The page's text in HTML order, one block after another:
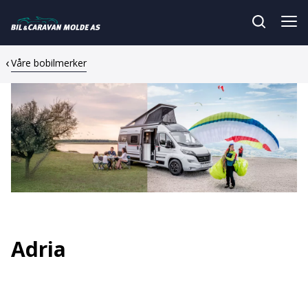
Våre bobilmerker
Adria